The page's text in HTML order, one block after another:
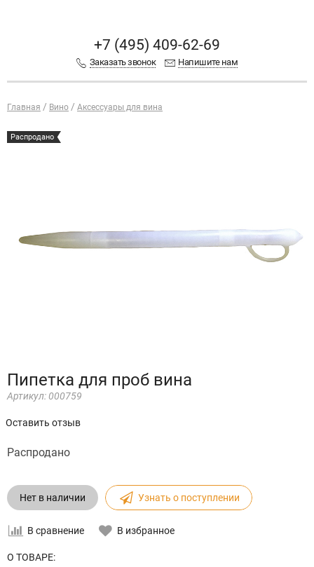
+7 (495) 409-62-69
Заказать звонок Напишите нам
Главная Вино Аксессуары для вина
Распродано
Пипетка для проб вина
Артикул: 000759
Оставить отзыв
Распродано
Нет в наличии Узнать о поступлении
В сравнение В избранное
О ТОВАРЕ: